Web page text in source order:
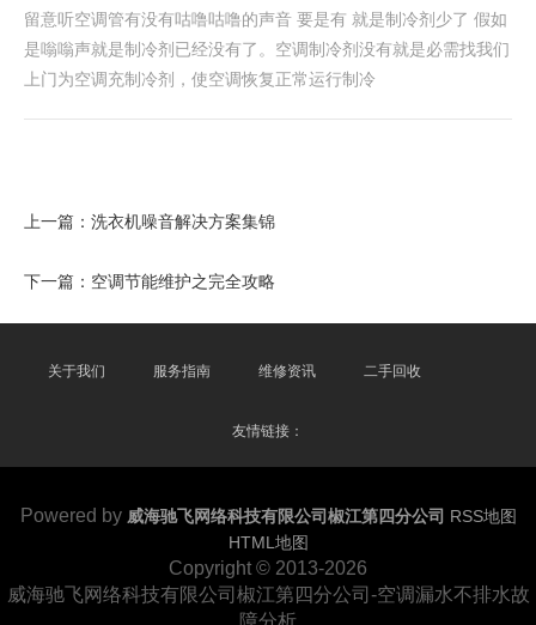
留意听空调管有没有咕噜咕噜的声音 要是有 就是制冷剂少了 假如
是嗡嗡声就是制冷剂已经没有了。空调制冷剂没有就是必需找我们
上门为空调充制冷剂，使空调恢复正常运行制冷
上一篇： 洗衣机噪音解决方案集锦
下一篇： 空调节能维护之完全攻略
关于我们 服务指南 维修资讯 二手回收
友情链接：
Powered by 威海驰飞网络科技有限公司椒江第四分公司 RSS地图
HTML地图
Copyright © 2013-2026
威海驰飞网络科技有限公司椒江第四分公司-空调漏水不排水故
障分析